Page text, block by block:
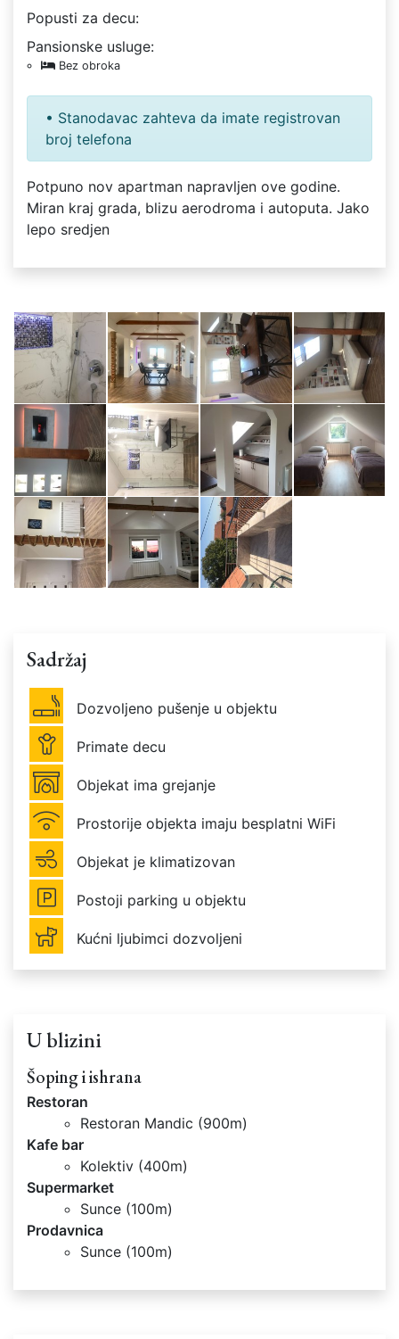
Popusti za decu:
Pansionske usluge:
Bez obroka
• Stanodavac zahteva da imate registrovan
broj telefona
Potpuno nov apartman napravljen ove godine.
Miran kraj grada, blizu aerodroma i autoputa. Jako
lepo sredjen
Sadržaj
Dozvoljeno pušenje u objektu
Primate decu
Objekat ima grejanje
Prostorije objekta imaju besplatni WiFi
Objekat je klimatizovan
Postoji parking u objektu
Kućni ljubimci dozvoljeni
U blizini
Šoping i ishrana
Restoran
Restoran Mandic (900m)
Kafe bar
Kolektiv (400m)
Supermarket
Sunce (100m)
Prodavnica
Sunce (100m)